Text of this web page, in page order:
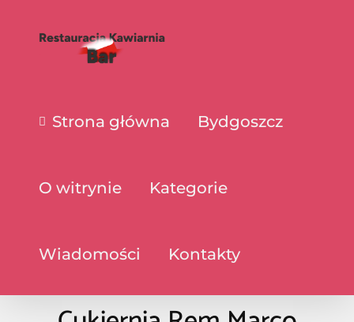
Strona główna Bydgoszcz
O witrynie Kategorie
Wiadomości Kontakty